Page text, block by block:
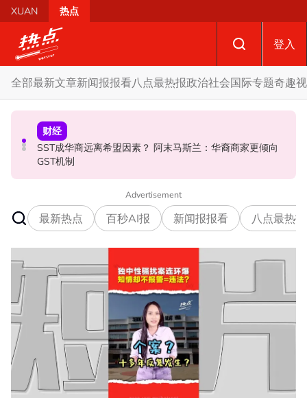
Skip to main content
XUAN 热点
登入
全部最新文章新闻报报看八点最热报政治社会国际专题奇趣
政治
开放与各方合作迎战甲州选 扎希：国阵捍卫甲州21席
财经
SST成华商远离希盟因素？ 阿末马斯兰：华裔商家更倾向
GST机制
社会
摩托车况欠佳、骑士疲劳肇祸 RXZ主办方否认非法飙车引
发车祸
Advertisement
最新热点 百秒AI报 新闻报报看 八点最热报